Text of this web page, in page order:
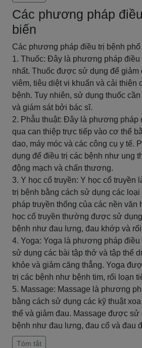
Các phương pháp
biến
Các phương pháp điều trị bệnh phổ
1. Thuốc: Đây là phương pháp điều
nhất. Thuốc được sử dụng để giảm
viêm, tiêu diệt vi khuẩn và cải thiện
bệnh. Tuy nhiên, sử dụng thuốc
và giám sát bởi bác sĩ.
2. Phẫu thuật: Đây là phương pháp
qua can thiệp trực tiếp vào cơ thể
dao, máy móc và các công cụ y tế.
dụng để điều trị các bệnh như ung
động mạch và chấn thương.
3. Y học cổ truyền: Y học cổ truyền
trị bệnh bằng cách sử dụng các
pháp truyền thống của các nền văn
học cổ truyền thường được sử
bệnh như đau lưng, đau khớp và
4. Yoga: Yoga là phương pháp điều
sử dụng các bài tập thở và tập thể
khỏe và giảm căng thẳng. Yoga
trị các bệnh như bệnh tim, rối loạn
5. Massage: Massage là phương
bằng cách sử dụng các kỹ thuật
thể và giảm đau. Massage được sử
bệnh như đau lưng, đau cổ và đau
Tóm tắt